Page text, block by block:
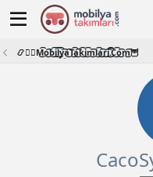
📿🧙‍♂️M͜͡o͜͡b͜͡i͜͡l͜͡y͜͡a͜͡T͜͡a͜͡k͜͡i͜͡m͜͡l͜͡a͜͡r͜͡i͜͡.͜͡C͜͡o͜͡m͜͡🦉